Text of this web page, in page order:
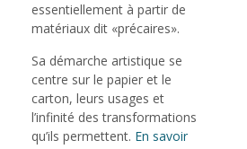
essentiellement à partir de
matériaux dit «précaires».
Sa démarche artistique se
centre sur le papier et le
carton, leurs usages et
l’infinité des transformations
qu’ils permettent. En savoir